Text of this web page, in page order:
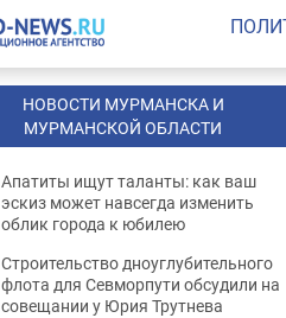
НОВОСТИ МУРМАНСКА И
МУРМАНСКОЙ ОБЛАСТИ
Апатиты ищут таланты: как ваш
эскиз может навсегда изменить
облик города к юбилею
Строительство дноуглубительного
флота для Севморпути обсудили на
совещании у Юрия Трутнева